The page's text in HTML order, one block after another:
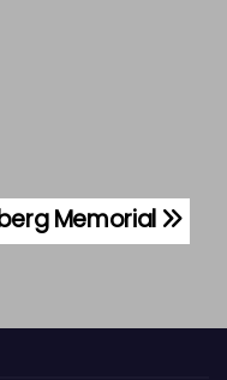
Memorial